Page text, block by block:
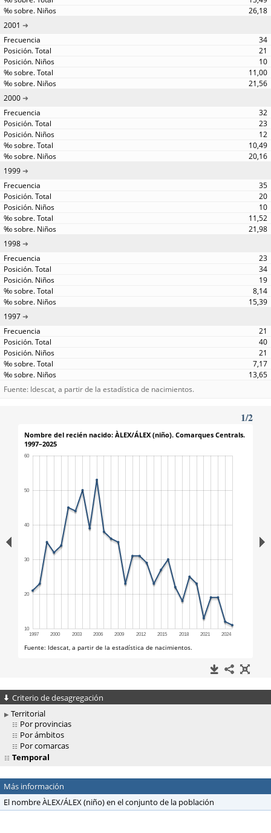
26,18
2001
34
21
10
11,00
21,56
2000
32
23
12
10,49
20,16
1999
35
20
10
11,52
21,98
1998
23
34
19
8,14
15,39
1997
21
40
21
7,17
13,65
Fuente: Idescat, a partir de la estadística de nacimientos.
Criterio de desagregación
Territorial
Por provincias
Por ámbitos
Por comarcas
Temporal
Más información
El nombre ÀLEX/ÁLEX (niño) en el conjunto de la población